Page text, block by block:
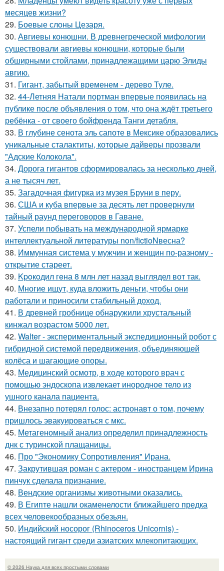
месяцев жизни?
29. Боевые слоны Цезаря.
30. Авгиевы конюшни. В древнегреческой мифологии
существовали авгиевы конюшни, которые были
обширными стойлами, принадлежащими царю Элиды
авгию.
31. Гигант, забытый временем - дерево Туле.
32. 44-Летняя Натали портман впервые появилась на
публике после объявления о том, что она ждёт третьего
ребёнка - от своего бойфренда Танги детабля.
33. В глубине сенота эль сапоте в Мексике образовались
уникальные сталактиты, которые дайверы прозвали
"Адские Колокола".
34. Дорога гигантов сформировалась за несколько дней,
а не тысяч лет.
35. Загадочная фигурка из музея Бруни в перу.
36. США и куба впервые за десять лет провернули
тайный раунд переговоров в Гаване.
37. Успели побывать на международной ярмарке
интеллектуальной литературы non/fictioNвесна?
38. Иммунная система у мужчин и женщин по-разному -
открытие стареет.
39. Kpoкoдил гeна 8 млн лет назад выглядел вот так.
40. Многие ищут, куда вложить деньги, чтобы они
работали и приносили стабильный доход.
41. В древней гробнице обнаружили хрустальный
кинжал возрастом 5000 лет.
42. Walter - экспериментальный экспедиционный робот с
гибридной системой передвижения, объединяющей
колёса и шагающие опоры.
43. Медицинский осмотр, в ходе которого врач с
помощью эндоскопа извлекает инородное тело из
ушного канала пациента.
44. Внезапно потерял голос: астронавт о том, почему
пришлось эвакуироваться с мкс.
45. Метагеномный анализ определил принадлежность
днк с туринской плащаницы.
46. Про "Экономику Сопротивления" Ирана.
47. Закрутившая роман с актером - иностранцем Ирина
пинчук сделала признание.
48. Вендские организмы животными оказались.
49. В Египте нашли окаменелости ближайшего предка
всех человекообразных обезьян.
50. Индийский носорог (Rhinoceros Unicornis) -
настоящий гигант среди азиатских млекопитающих.
© 2026 Наука для всех простыми словами